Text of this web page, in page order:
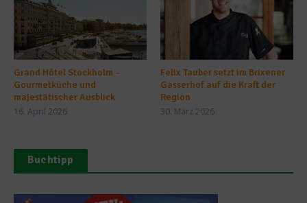
Grand Hôtel Stockholm –
Gourmetküche und
majestätischer Ausblick
16. April 2026
Felix Tauber setzt im Brixener
Gasserhof auf die Kraft der
Region
30. März 2026
Buchtipp